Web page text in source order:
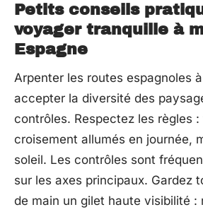
Petits conseils
voyager tranquille à
Espagne
Arpenter les routes espagnoles
accepter la diversité des
contrôles. Respectez les règles :
croisement allumés en journée,
soleil. Les contrôles sont
sur les axes principaux. Gardez
de main un gilet haute visibilité :